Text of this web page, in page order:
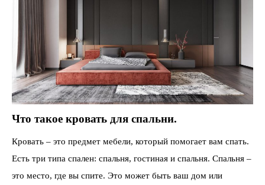
Что такое кровать для спальни.
Кровать – это предмет мебели, который помогает вам спать.
Есть три типа спален: спальня, гостиная и спальня. Спальня –
это место, где вы спите. Это может быть ваш дом или